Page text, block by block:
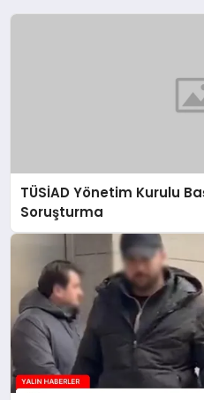
TÜSİAD Yönetim Kurulu
Soruşturma